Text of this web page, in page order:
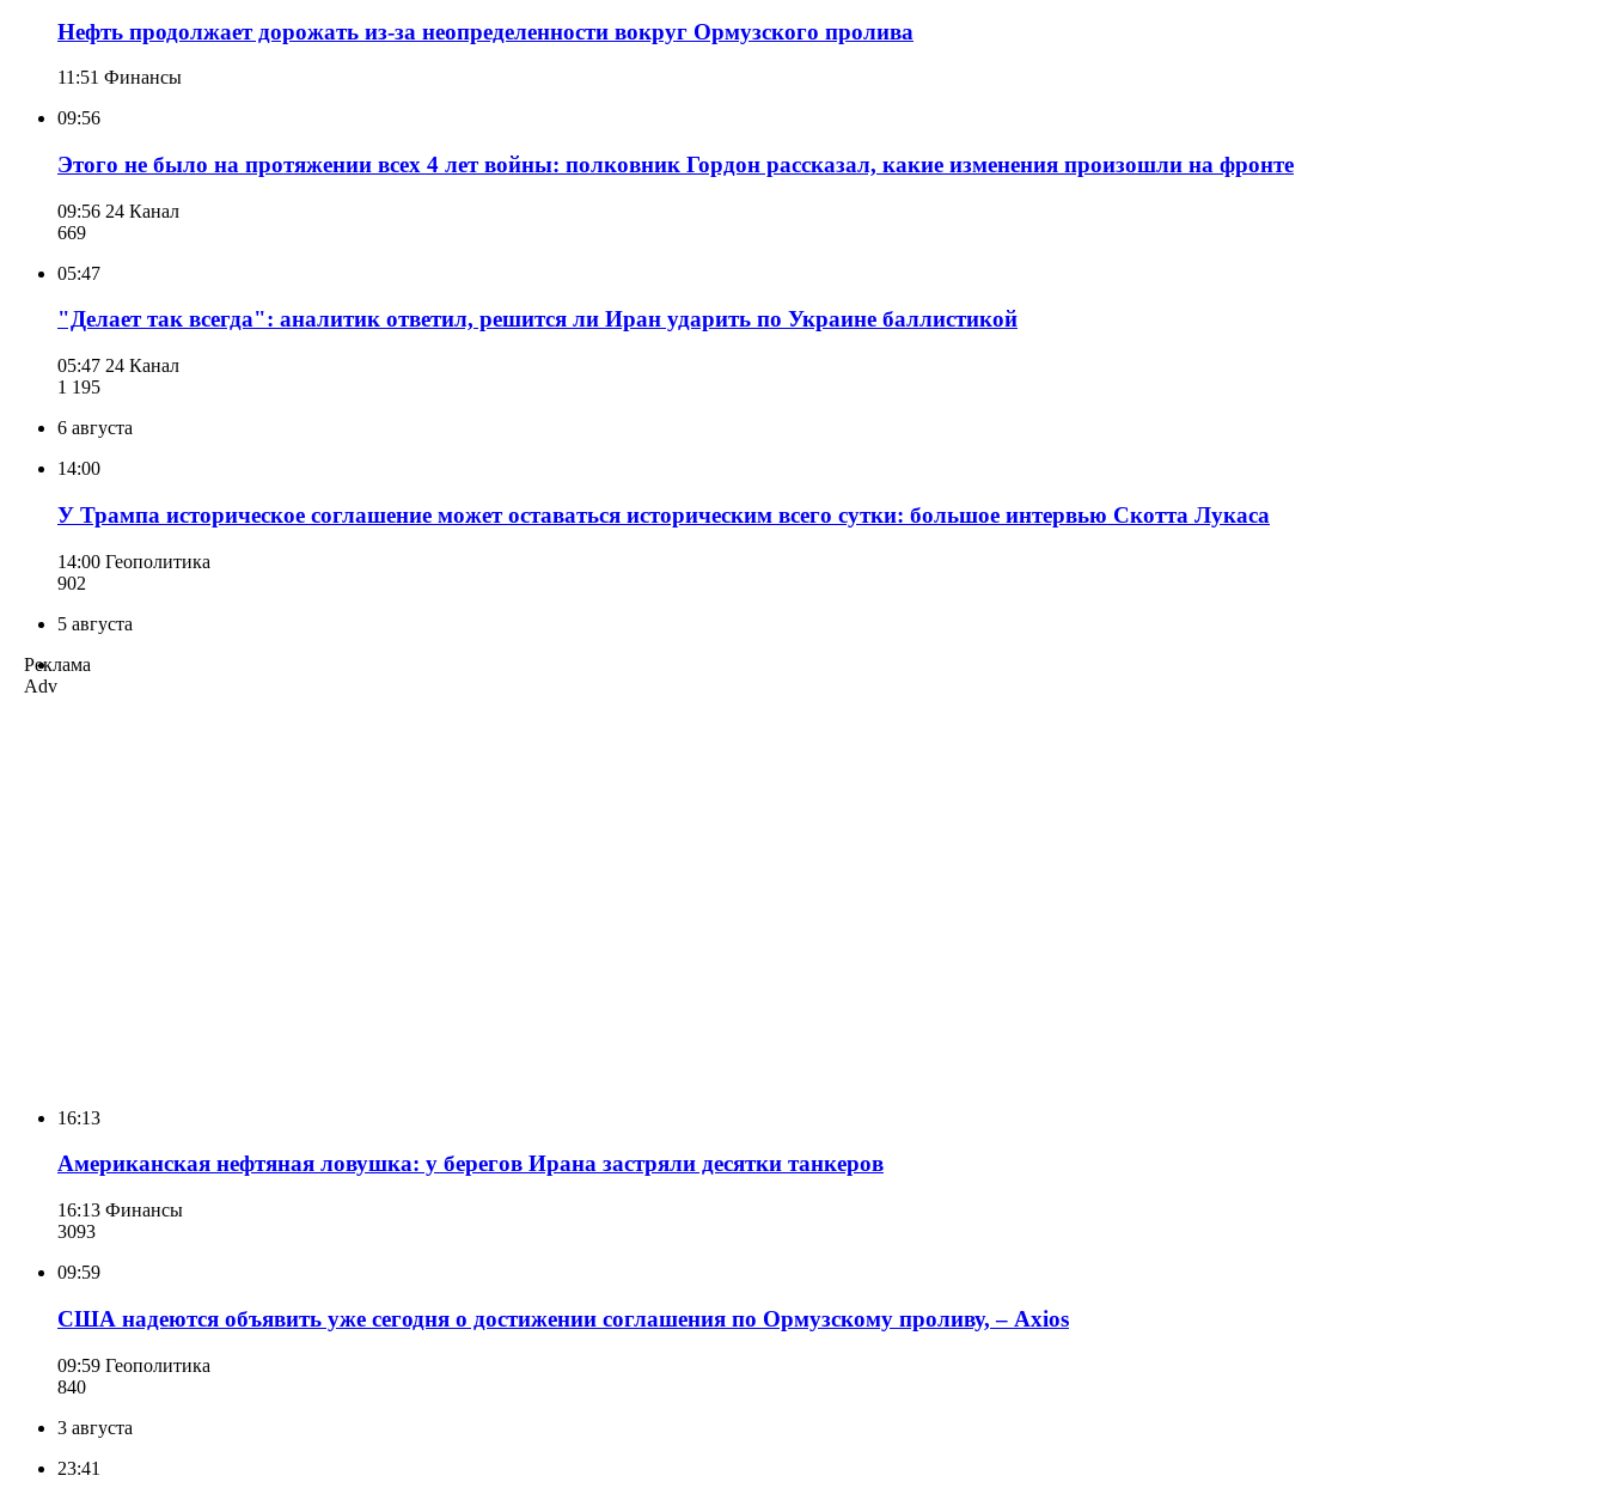
Нефть продолжает дорожать из-за неопределенности вокруг Ормузского пролива
11:51 Финансы
09:56
Этого не было на протяжении всех 4 лет войны: полковник Гордон рассказал, какие изменения произошли на фронте
09:56 24 Канал
669
05:47
"Делает так всегда": аналитик ответил, решится ли Иран ударить по Украине баллистикой
05:47 24 Канал
1 195
6 августа
14:00
У Трампа историческое соглашение может оставаться историческим всего сутки: большое интервью Скотта Лукаса
14:00 Геополитика
902
5 августа
Реклама
Adv
16:13
Американская нефтяная ловушка: у берегов Ирана застряли десятки танкеров
16:13 Финансы
3093
09:59
США надеются объявить уже сегодня о достижении соглашения по Ормузскому проливу, – Axios
09:59 Геополитика
840
3 августа
23:41